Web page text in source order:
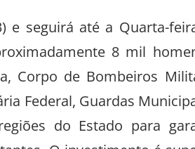
e seguirá até a Quarta-
8 mil
Corpo de Bombeiros
Federal, Guardas
do Estado para